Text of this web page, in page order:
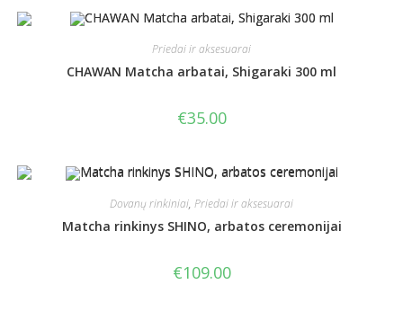
Priedai ir aksesuarai
CHAWAN Matcha arbatai, Shigaraki 300 ml
€35.00
Dovanų rinkiniai, Priedai ir aksesuarai
Matcha rinkinys SHINO, arbatos ceremonijai
€109.00